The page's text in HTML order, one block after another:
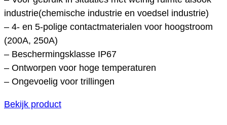
industrie(chemische industrie en voedsel industrie)
– 4- en 5-polige contactmaterialen voor hoogstroom
(200A, 250A)
– Beschermingsklasse IP67
– Ontworpen voor hoge temperaturen
– Ongevoelig voor trillingen
Bekijk product